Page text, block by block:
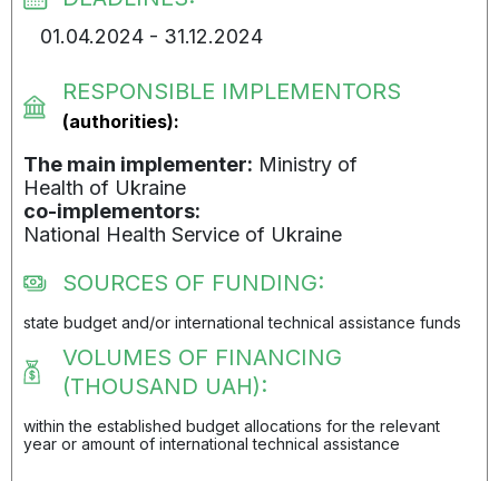
01.04.2024 - 31.12.2024
RESPONSIBLE IMPLEMENTORS
(authorities):
The main implementer: Ministry of
Health of Ukraine
co-implementors:
National Health Service of Ukraine
SOURCES OF FUNDING:
state budget and/or international technical assistance funds
VOLUMES OF FINANCING
(THOUSAND UAH):
within the established budget allocations for the relevant
year or amount of international technical assistance